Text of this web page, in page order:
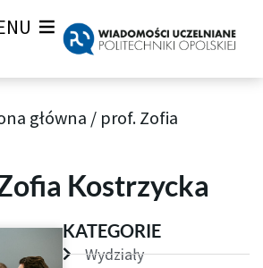
uczelnianych
główna / prof. Zofia
Kostrzycka
KATEGORIE
Wydziały